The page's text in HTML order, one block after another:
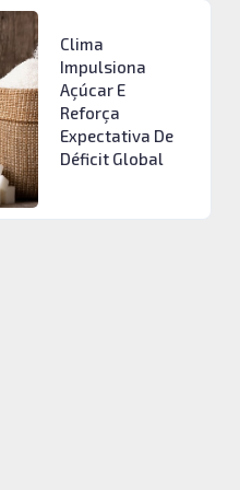
Clima
Impulsiona
Açúcar E
Reforça
Expectativa De
Déficit Global